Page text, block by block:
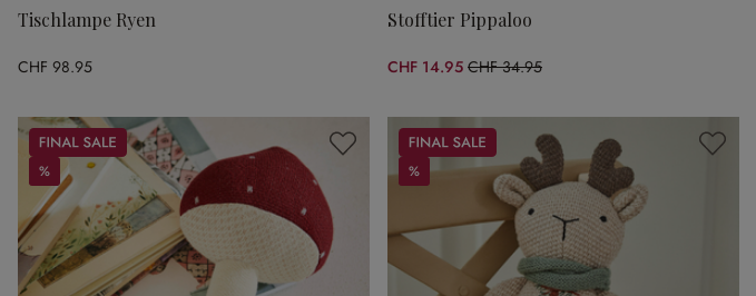
Tischlampe Ryen
CHF 98.95
Stofftier Pippaloo
CHF 14.95 CHF 34.95
(57.22% gespart)
Sale
%
%
Sale
%
%